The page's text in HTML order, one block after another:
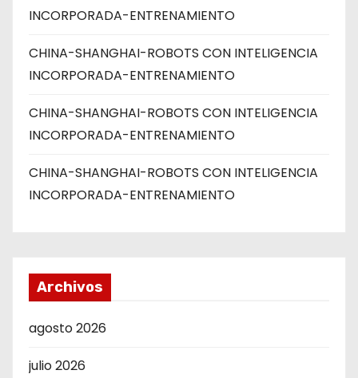
INCORPORADA-ENTRENAMIENTO
CHINA-SHANGHAI-ROBOTS CON INTELIGENCIA
INCORPORADA-ENTRENAMIENTO
CHINA-SHANGHAI-ROBOTS CON INTELIGENCIA
INCORPORADA-ENTRENAMIENTO
CHINA-SHANGHAI-ROBOTS CON INTELIGENCIA
INCORPORADA-ENTRENAMIENTO
Archivos
agosto 2026
julio 2026